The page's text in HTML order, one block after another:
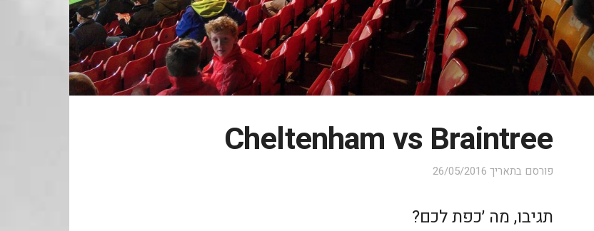
Cheltenham vs Braintree
פורסם בתאריך 26/05/2016
תגיבו, מה ׳כפת לכם?